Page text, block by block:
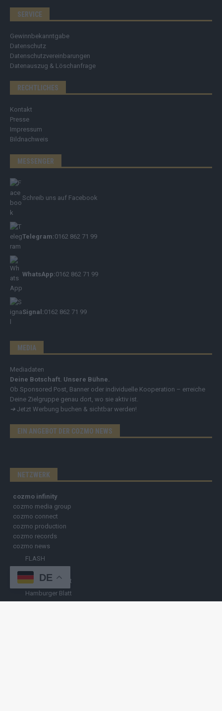
SERVICE
Gewinnbekanntgabe
Datenschutz
Datenschutzvereinbarungen
Datenauszug & Löschanfrage
RECHTLICHES
Kontakt
Presse
Impressum
Bildnachweis
MESSENGER
Schreib uns auf Facebook
Telegram:0162 862 71 99
WhatsApp:0162 862 71 99
Signal:0162 862 71 99
MEDIA
Mediadaten
Deine Botschaft. Unsere Bühne.
Ob Sponsored Post, Banner oder individuelle Kooperation – erreiche
Deine Zielgruppe genau dort, wo sie aktiv ist.
➔ Jetzt Werbung buchen & sichtbar werden!
EIN ANGEBOT DER COZMO NEWS
NETZWERK
cozmo infinity
cozmo media group
cozmo connect
cozmo production
cozmo records
cozmo news
FLASH
FLASH UP
Nürnberger Blatt
Hamburger Blatt
DE